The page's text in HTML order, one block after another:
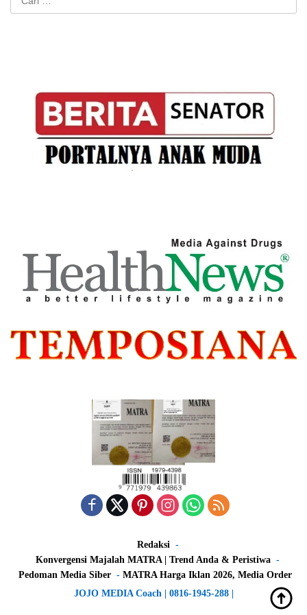
Redaksi
Konvergensi Majalah MATRA | Trend Anda & Peristiwa
Pedoman Media Siber
MATRA Harga Iklan 2026, Media Order
JOJO MEDIA Coach | 0816-1945-288 |